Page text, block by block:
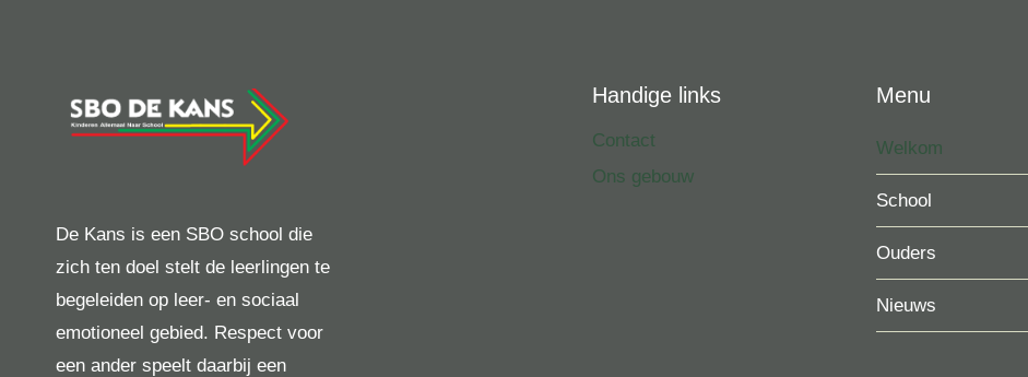
De Kans is een SBO school die
zich ten doel stelt de leerlingen te
begeleiden op leer- en sociaal
emotioneel gebied. Respect voor
een ander speelt daarbij een
Handige links
Contact
Ons gebouw
Menu
Welkom
School
Ouders
Nieuws